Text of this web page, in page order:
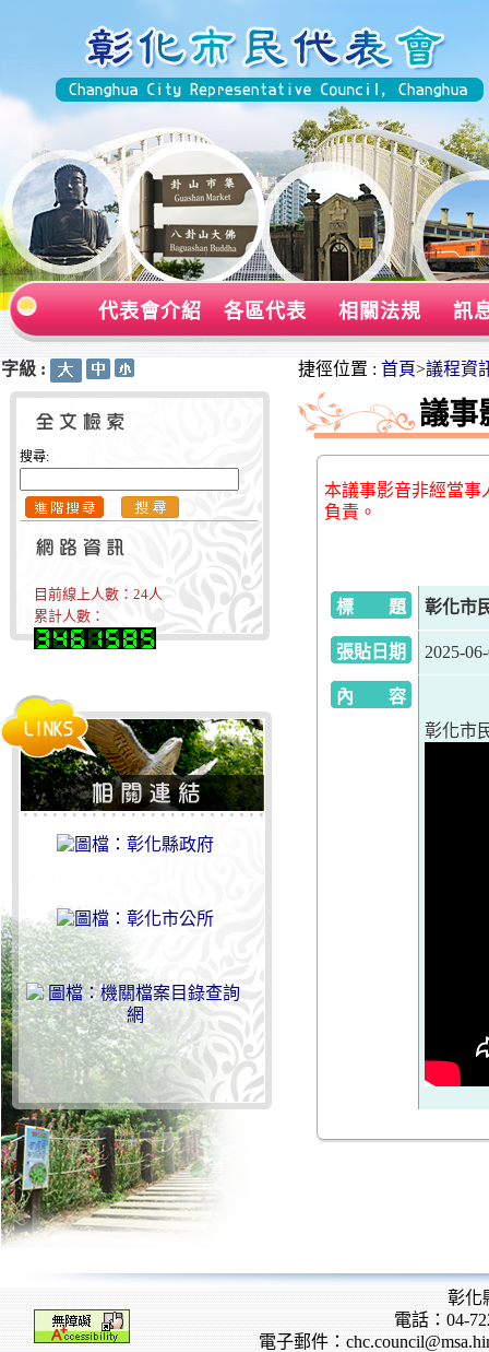
代表會介紹 各區代表 相關法規 訊
字級 :
搜尋:
目前線上人數： 24人
累計人數：
捷徑位置 : 首頁>議程資
議事
本議事影音非經當事
負責。
標 題 彰化市
張貼日期 2025-
內 容
彰化市
彰化
電話：04-
電子郵件：